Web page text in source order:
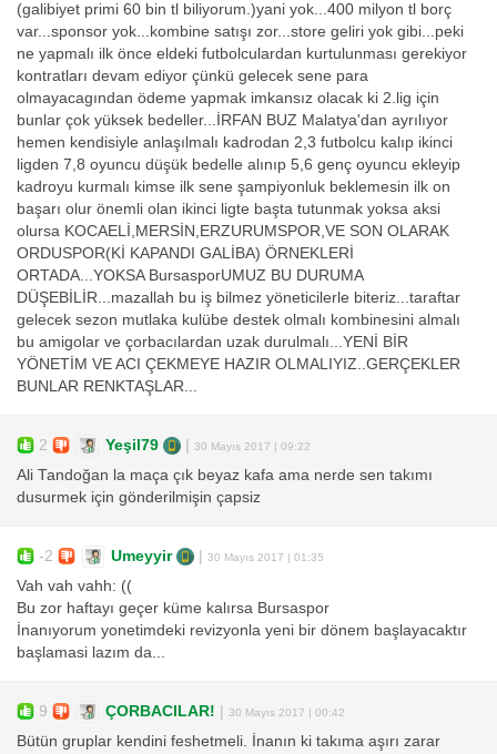
(galibiyet primi 60 bin tl biliyorum.)yani yok...400 milyon tl borç
var...sponsor yok...kombine satışı zor...store geliri yok gibi...peki
ne yapmalı ilk önce eldeki futbolculardan kurtulunması gerekiyor
kontratları devam ediyor çünkü gelecek sene para
olmayacagından ödeme yapmak imkansız olacak ki 2.lig için
bunlar çok yüksek bedeller...İRFAN BUZ Malatya'dan ayrılıyor
hemen kendisiyle anlaşılmalı kadrodan 2,3 futbolcu kalıp ikinci
ligden 7,8 oyuncu düşük bedelle alınıp 5,6 genç oyuncu ekleyip
kadroyu kurmalı kimse ilk sene şampiyonluk beklemesin ilk on
başarı olur önemli olan ikinci ligte başta tutunmak yoksa aksi
olursa KOCAELİ,MERSİN,ERZURUMSPOR,VE SON OLARAK
ORDUSPOR(Kİ KAPANDI GALİBA) ÖRNEKLERİ
ORTADA...YOKSA BursasporUMUZ BU DURUMA
DÜŞEBİLİR...mazallah bu iş bilmez yöneticilerle biteriz...taraftar
gelecek sezon mutlaka kulübe destek olmalı kombinesini almalı
bu amigolar ve çorbacılardan uzak durulmalı...YENİ BİR
YÖNETİM VE ACI ÇEKMEYE HAZIR OLMALIYIZ..GERÇEKLER
BUNLAR RENKTAŞLAR...
2 Yeşil79 30 Mayıs 2017 | 09:22
Ali Tandoğan la maça çık beyaz kafa ama nerde sen takımı
dusurmek için gönderilmişin çapsiz
-2 Umeyyir 30 Mayıs 2017 | 01:35
Vah vah vahh: ((
Bu zor haftayı geçer küme kalırsa Bursaspor
İnanıyorum yonetimdeki revizyonla yeni bir dönem başlayacaktır
başlamasi lazım da...
9 ÇORBACILAR! 30 Mayıs 2017 | 00:42
Bütün gruplar kendini feshetmeli. İnanın ki takıma aşırı zarar